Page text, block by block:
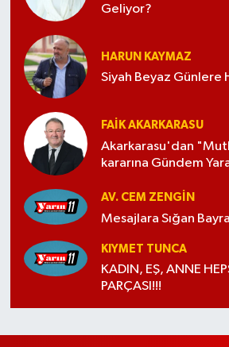
Geliyor?
HARUN KAYMAZ
Siyah Beyaz Günlere
FAIK AKARKARASU
Akarkarasu'dan
kararına Gündem
AV. CEM ZENGİN
Mesajlara Sığan
KIYMET TUNCA
KADIN, EŞ, ANNE
PARÇASI!!!